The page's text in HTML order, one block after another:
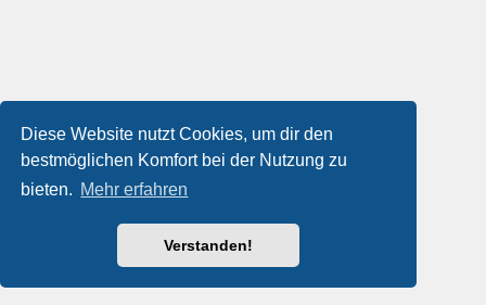
Diese Website nutzt Cookies, um dir den
bestmöglichen Komfort bei der Nutzung zu
bieten. Mehr erfahren
Verstanden!